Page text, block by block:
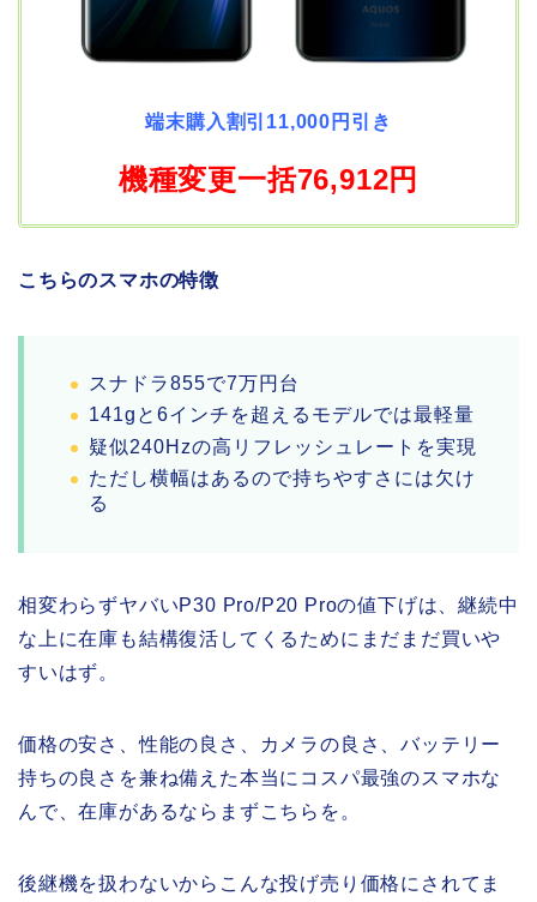
端末購入割引11,000円引き
機種変更一括76,912円
こちらのスマホの特徴
スナドラ855で7万円台
141gと6インチを超えるモデルでは最軽量
疑似240Hzの高リフレッシュレートを実現
ただし横幅はあるので持ちやすさには欠け
る
相変わらずヤバいP30 Pro/P20 Proの値下げは、継続中
な上に在庫も結構復活してくるためにまだまだ買いや
すいはず。
価格の安さ、性能の良さ、カメラの良さ、バッテリー
持ちの良さを兼ね備えた本当にコスパ最強のスマホな
んで、在庫があるならまずこちらを。
後継機を扱わないからこんな投げ売り価格にされてま